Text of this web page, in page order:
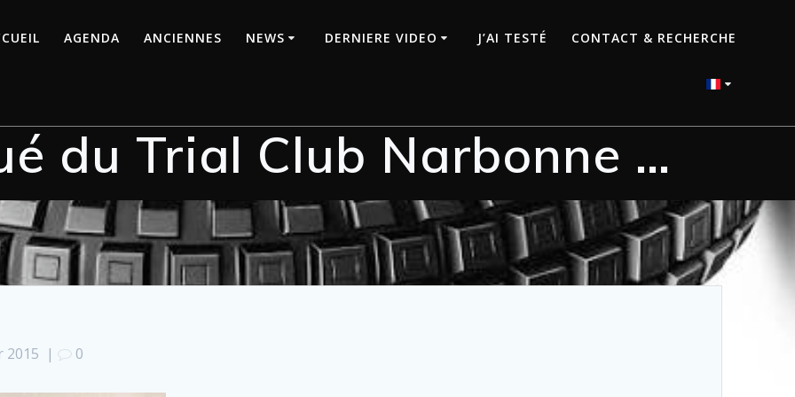
AGENDA ANCIENNES NEWS DERNIERE VIDEO J’AI TESTÉ CONTACT & RECHERCHE
du Trial Club Narbonne …
2015 | 0